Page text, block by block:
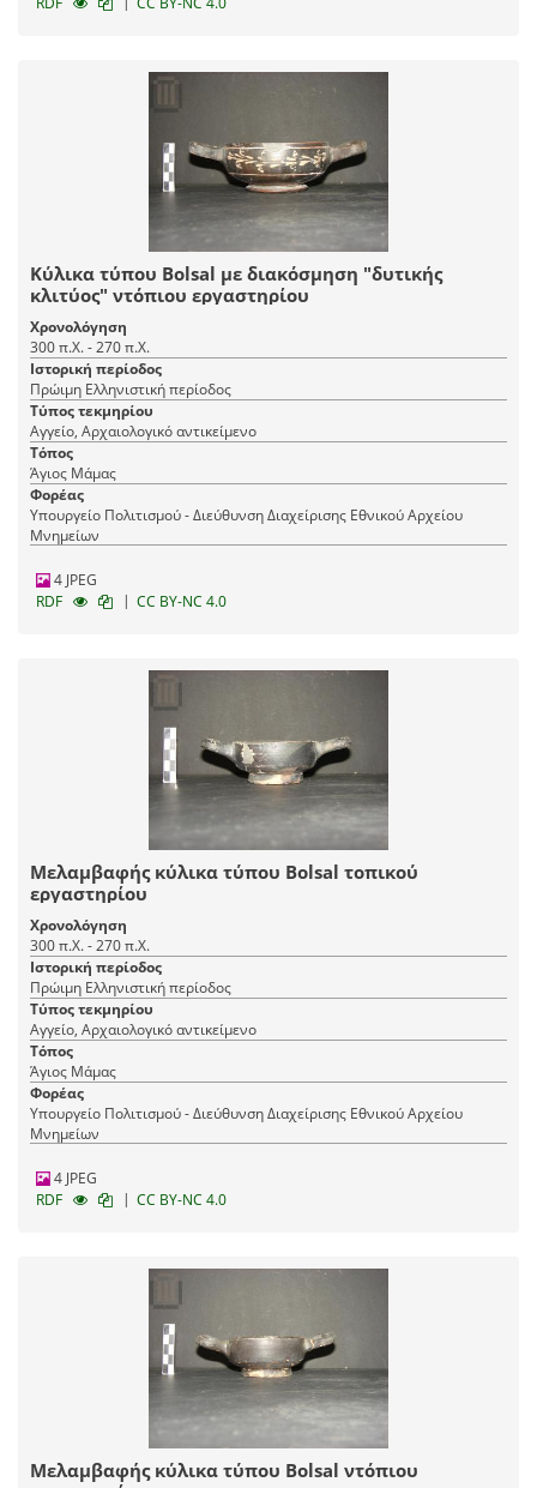
Κύλικα τύπου Bolsal με διακόσμηση "δυτικής
κλιτύος" ντόπιου εργαστηρίου
Χρονολόγηση
300 π.Χ. - 270 π.Χ.
Ιστορική περίοδος
Πρώιμη Ελληνιστική περίοδος
Τύπος τεκμηρίου
Αγγείο, Αρχαιολογικό αντικείμενο
Τόπος
Άγιος Μάμας
Φορέας
Υπουργείο Πολιτισμού - Διεύθυνση Διαχείρισης Εθνικού Αρχείου
Μνημείων
4 JPEG
RDF
| CC BY-NC 4.0
Μελαμβαφής κύλικα τύπου Bolsal τοπικού
εργαστηρίου
Χρονολόγηση
300 π.Χ. - 270 π.Χ.
Ιστορική περίοδος
Πρώιμη Ελληνιστική περίοδος
Τύπος τεκμηρίου
Αγγείο, Αρχαιολογικό αντικείμενο
Τόπος
Άγιος Μάμας
Φορέας
Υπουργείο Πολιτισμού - Διεύθυνση Διαχείρισης Εθνικού Αρχείου
Μνημείων
4 JPEG
RDF
| CC BY-NC 4.0
Μελαμβαφής κύλικα τύπου Bolsal ντόπιου